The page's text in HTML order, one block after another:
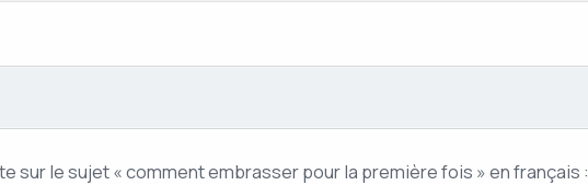
sur le sujet « comment embrasser pour la première fois » en français :